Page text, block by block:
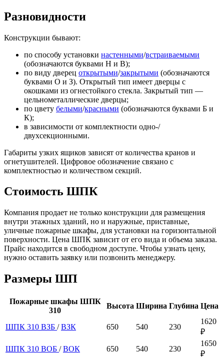
Разновидности
Конструкции бывают:
по способу установки настенными/встраиваемыми
(обозначаются буквами Н и В);
по виду дверец открытыми/закрытыми (обозначаются
буквами О и З). Открытый тип имеет дверцы с
окошками из огнестойкого стекла. Закрытый тип —
цельнометаллические дверцы;
по цвету белыми/красными (обозначаются буквами Б и
К);
в зависимости от комплектности одно-/
двухсекционными.
Габариты узких ящиков зависят от количества кранов и
огнетушителей. Цифровое обозначение связано с
комплектностью и количеством секций.
Стоимость ШПК
Компания продает не только конструкции для размещения
внутри этажных зданий, но и наружные, приставные,
уличные пожарные шкафы, для установки на горизонтальной
поверхности. Цена ШПК зависит от его вида и объема заказа.
Прайс находится в свободном доступе. Чтобы узнать цену,
нужно оставить заявку или позвонить менеджеру.
Размеры ШП
Пожарные шкафы ШПК
310
Высота Ширина Глубина Цена
ШПК 310 ВЗБ /ВЗК 650 540 230
1620
₽
ШПК 310 ВОБ /ВОК 650 540 230
1650
₽